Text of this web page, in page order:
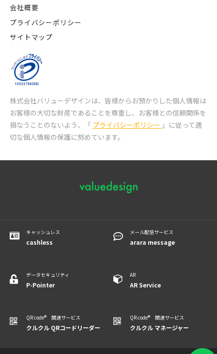
会社概要
プライバシーポリシー
サイトマップ
株式会社バリューデザインは、皆様からお預かりした個人情報は
お客様の大切な財産であることを尊重し、 お客様との信頼関係を
損なうことのないよう、「 プライバシーポリシー 」に従って適
切な個人情報の保護に努めています。
キャッシュレス
cashless
メール配信サービス
arara message
データセキュリティ
P-Pointer
AR
​​​​​​AR Service
QR code® 関連サービス
クルクル QRコードリーダー
QR code® 関連サービス
クルクル マネージャー